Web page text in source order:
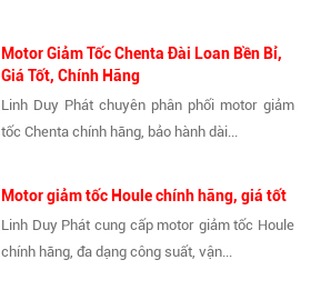
Motor Giảm Tốc Chenta Đài Loan Bền Bỉ,
Giá Tốt, Chính Hãng
Linh Duy Phát chuyên phân phối motor giảm
tốc Chenta chính hãng, bảo hành dài...
Motor giảm tốc Houle chính hãng, giá tốt
Linh Duy Phát cung cấp motor giảm tốc Houle
chính hãng, đa dạng công suất, vận...